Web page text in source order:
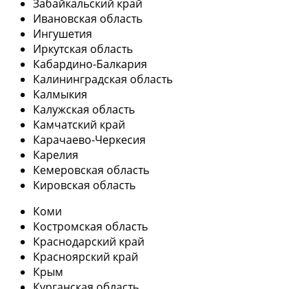
Забайкальский край
Ивановская область
Ингушетия
Иркутская область
Кабардино-Балкария
Калининградская область
Калмыкия
Калужская область
Камчатский край
Карачаево-Черкесия
Карелия
Кемеровская область
Кировская область
Коми
Костромская область
Краснодарский край
Красноярский край
Крым